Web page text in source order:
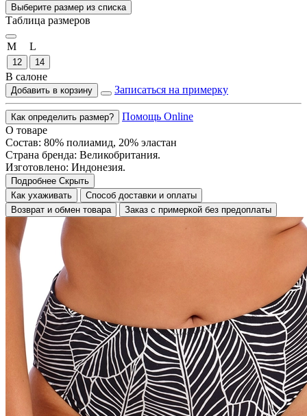
Выберите размер из списка
Таблица размеров
M L
12 14
В салоне
Добавить в корзину Записаться на примерку
Как определить размер?
Помощь Online
О товаре
Состав: 80% полиамид, 20% эластан
Страна бренда: Великобритания.
Изготовлено: Индонезия.
Подробнее Скрыть
Как ухаживать
Способ доставки и оплаты
Возврат и обмен товара
Заказ с примеркой без предоплаты